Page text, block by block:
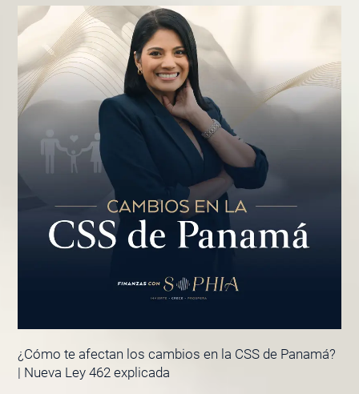
¿Cómo te afectan los cambios en la CSS de Panamá?
| Nueva Ley 462 explicada